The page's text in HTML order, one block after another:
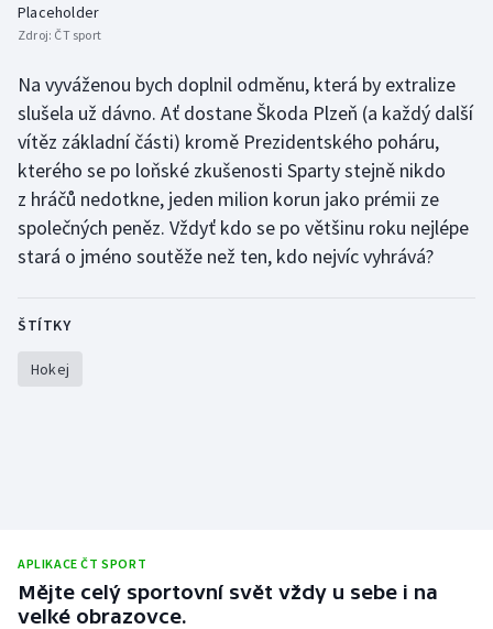
Placeholder
Zdroj: ČT sport
Na vyváženou bych doplnil odměnu, která by extralize
slušela už dávno. Ať dostane Škoda Plzeň (a každý další
vítěz základní části) kromě Prezidentského poháru,
kterého se po loňské zkušenosti Sparty stejně nikdo
z hráčů nedotkne, jeden milion korun jako prémii ze
společných peněz. Vždyť kdo se po většinu roku nejlépe
stará o jméno soutěže než ten, kdo nejvíc vyhrává?
ŠTÍTKY
Hokej
APLIKACE ČT SPORT
Mějte celý sportovní svět vždy u sebe i na
velké obrazovce.